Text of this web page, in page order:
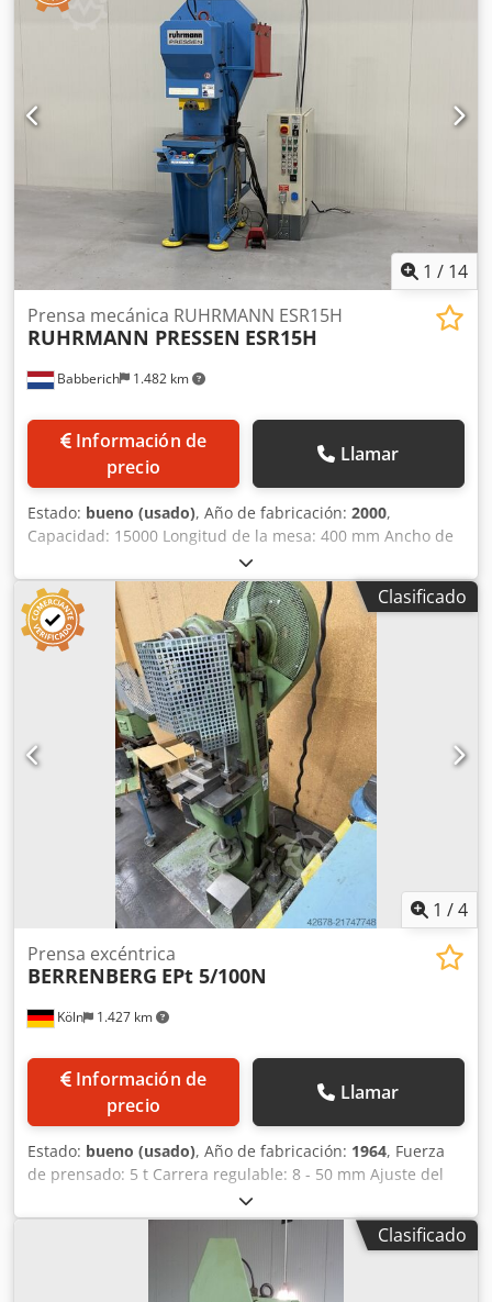
émbolo! Capacidad: 15000 Longitud de la mesa: 400 mm
Ancho de la mesa: 300 mm Apertura pasante en la mesa:
150 mm Altura de trabajo: 280 mm Distancia garganta:
2170 mm Carrera: 50 mm Desplazamiento del carro: 4 - 80
mm Longitud: 1500 mm Cedpfsyc R Nmsx Ahtsrf Ancho:
1500 mm Altura: 2100 mm Peso: 1200 kg Por favor tenga en
cuenta: La información de esta página ha sido recopilada
por nosotros según nuestro leal saber y entender y, en la
medida de lo posible, obtenida del fabricante. La
información se proporciona de buena fe, pero no se puede
garantizar la exactitud. En consecuencia, no constituye
representación ni condiciones contractuales. Le
recomendamos verificar todos los detalles importantes.
1 / 14
Babberich 1.482 km
Prensa mecánica RUHRMANN ESR15H
RUHRMANN PRESSEN ESR15H
Información de
precio
Llamar
Estado: bueno (usado), Año de fabricación: 2000,
Capacidad: 15000 Longitud de la mesa: 400 mm Ancho de
la mesa: 300 mm Abertura pasante en la mesa: 150 mm
Altura de trabajo: 280 mm Saliente: 2170 mm Carrera: 50
mm Desplazamiento del carro: 4 - 80 mm Longitud: 1500
mm Ancho: 1500 mm Csdsyc R Uijpfx Ahtorf Altura: 2100
mm Peso: 1500 kg
Clasificado
1 /4
Köln 1.427 km
Prensa excéntrica
BERRENBERG EPt 5/100N
Información de
precio
Llamar
Estado: bueno (usado), Año de fabricación: 1964, Fuerza
de prensado: 5 t Carrera regulable: 8 - 50 mm Ajuste del
émbolo: 25 mm Peso: aprox. 500 kg Accesorios /
Características especiales: • Mesa ajustable • Liberación
por pedal Crjdpfx Ajy D Abfshtjf Siegfried Volz
Werkzeugmaschinen Rüschebrinkstr. 151-153 DE - 44143
Dortmund - Wambel / Alemania
Clasificado